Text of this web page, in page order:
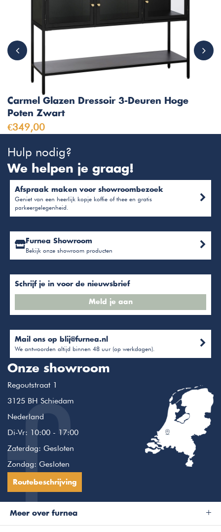
Carmel Glazen Dressoir 3-Deuren Hoge
Poten Zwart
€349,00
Hulp nodig?
We helpen je graag!
Afspraak maken voor showroombezoek
Geniet van een heerlijk kopje koffie of thee en gratis
parkeergelegenheid.
Furnea Showroom
Bekijk onze showroom producten
Schrijf je in voor de nieuwsbrief
Meld je aan
Mail ons op blij@furnea.nl
We antwoorden altijd binnen 48 uur (op werkdagen).
Onze showroom
Regoutstraat 1
3125 BH Schiedam
Nederland
Di-Vr: 10:00 - 17:00
Zaterdag: Gesloten
Zondag: Gesloten
Routebeschrijving
Meer over furnea